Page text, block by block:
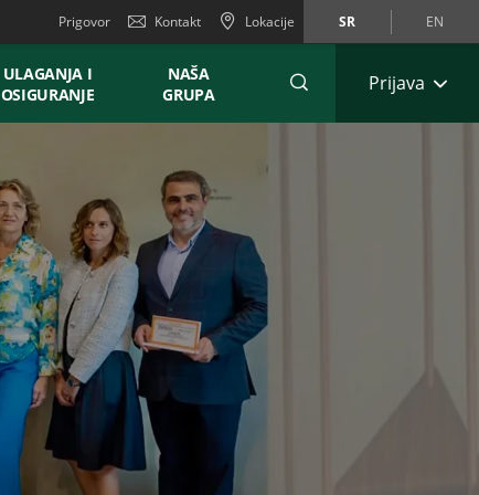
Prigovor Kontakt Lokacije SR EN
ULAGANJA I
OSIGURANJE
NAŠA
GRUPA
Prijava